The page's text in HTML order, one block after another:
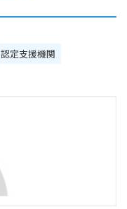
認定支援機関